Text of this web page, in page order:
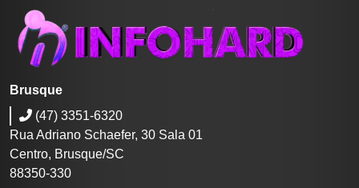
Brusque
(47) 3351-6320
Rua Adriano Schaefer, 30 Sala 01
Centro, Brusque/SC
88350-330